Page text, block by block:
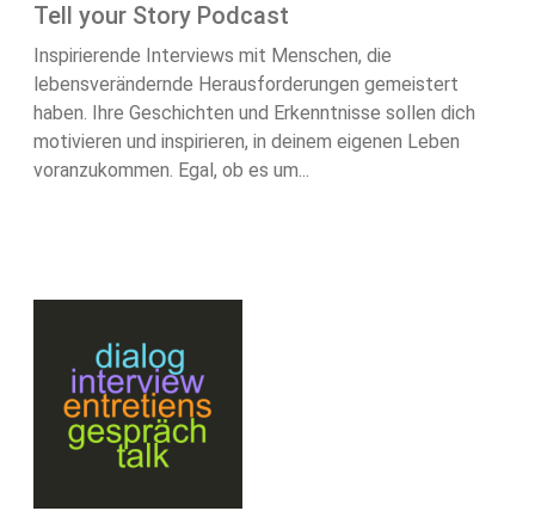
Tell your Story Podcast
Inspirierende Interviews mit Menschen, die
lebensverändernde Herausforderungen gemeistert
haben. Ihre Geschichten und Erkenntnisse sollen dich
motivieren und inspirieren, in deinem eigenen Leben
voranzukommen. Egal, ob es um...